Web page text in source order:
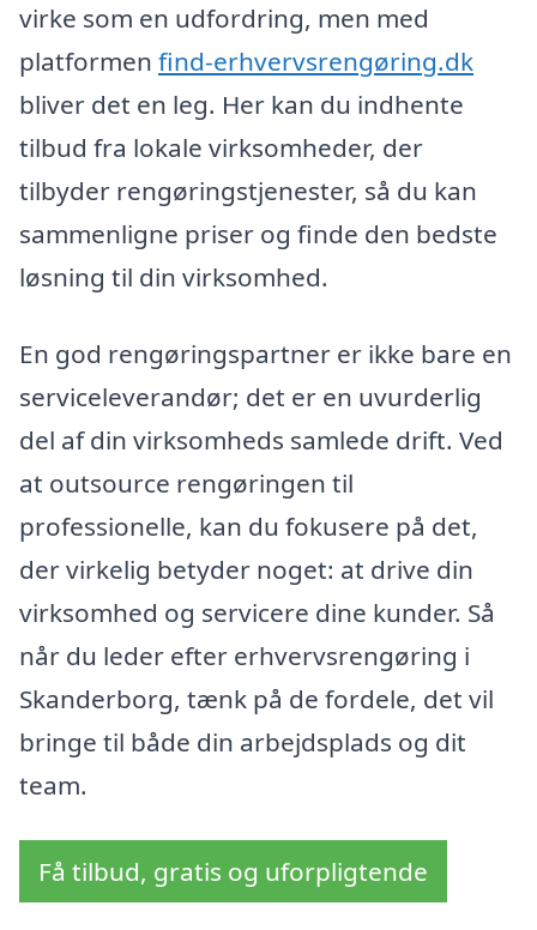
virke som en udfordring, men med
platformen find-erhvervsrengøring.dk
bliver det en leg. Her kan du indhente
tilbud fra lokale virksomheder, der
tilbyder rengøringstjenester, så du kan
sammenligne priser og finde den bedste
løsning til din virksomhed.
En god rengøringspartner er ikke bare en
serviceleverandør; det er en uvurderlig
del af din virksomheds samlede drift. Ved
at outsource rengøringen til
professionelle, kan du fokusere på det,
der virkelig betyder noget: at drive din
virksomhed og servicere dine kunder. Så
når du leder efter erhvervsrengøring i
Skanderborg, tænk på de fordele, det vil
bringe til både din arbejdsplads og dit
team.
Få tilbud, gratis og uforpligtende